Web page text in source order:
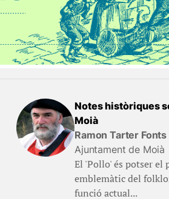
Notes històriques
Moià
Ramon Tarter Fonts
Ajuntament de Moià
El 'Pollo' és potser el
emblemàtic del
funció actual...